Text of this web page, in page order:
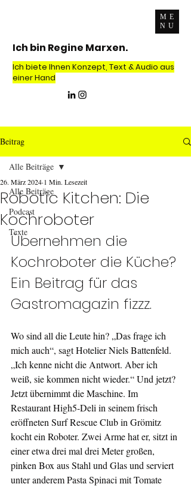
ME
NU
Ich bin Regine Marxen.
Ich biete Ihnen Konzept, Text & Audio aus
einer Hand
Beitrag
Alle Beiträge
Podcast
Texte
Alle Beiträge
Robotic Kitchen: Die
Kochroboter
26. März 2024 1 Min. Lesezeit
Übernehmen die
Kochroboter die Küche?
Ein Beitrag für das
Gastromagazin fizzz.
Wo sind all die Leute hin? „Das frage ich
mich auch“, sagt Hotelier Niels Battenfeld.
„Ich kenne nicht die Antwort. Aber ich
weiß, sie kommen nicht wieder.“ Und jetzt?
Jetzt übernimmt die Maschine. Im
Restaurant High5-Deli in seinem frisch
eröffneten Surf Rescue Club in Grömitz
kocht ein Roboter. Zwei Arme hat er, sitzt in
einer etwa drei mal drei Meter großen,
pinken Box aus Stahl und Glas und serviert
unter anderem Pasta Spinaci mit Tomate